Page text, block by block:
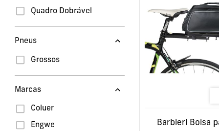
Bicicletas BTT / Estrada
/ Gravel
Bicicletas BTT
Bicicletas de Estrada
Bicicletas de Gravel
Rodas de Carbono
Motas Elétricas Com
Quadro Dobrável
Pneus
Grossos
Marcas
Coluer
Engwe
Barbieri Bolsa